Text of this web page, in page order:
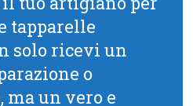
tapparelle
solo ricevi un
o
un vero e